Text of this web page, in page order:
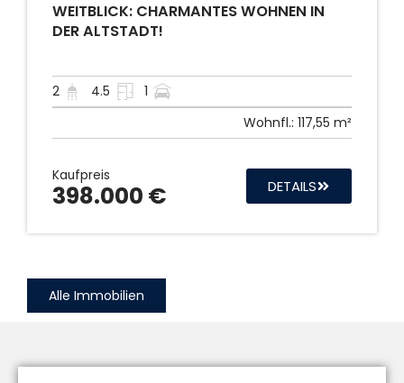
WEITBLICK: CHARMANTES WOHNEN IN
DER ALTSTADT!
2 4.5
1
Wohnfl.: 117,55 m²
Kaufpreis
398.000 € DETAILS
Alle Immobilien